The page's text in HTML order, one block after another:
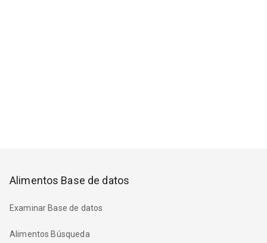
Alimentos Base de datos
Examinar Base de datos
Alimentos Búsqueda